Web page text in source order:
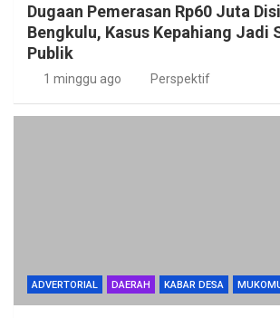
Dugaan Pemerasan Rp60 Juta
Bengkulu, Kasus Kepahiang Jadi
Publik
1 minggu ago Perspektif
ADVERTORIAL DAERAH KABAR DESA